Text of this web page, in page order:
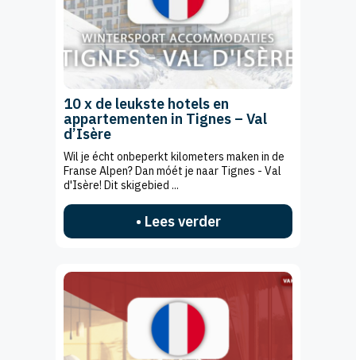
10 x de leukste hotels en
appartementen in Tignes – Val
d’Isère
Wil je écht onbeperkt kilometers maken in de
Franse Alpen? Dan móét je naar Tignes - Val
d'Isère! Dit skigebied ...
• Lees verder